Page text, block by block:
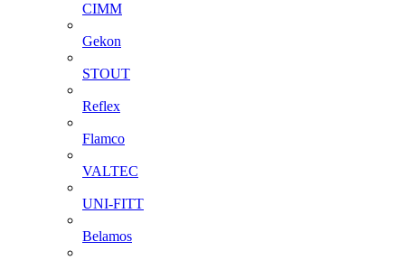
CIMM
Gekon
STOUT
Reflex
Flamco
VALTEC
UNI-FITT
Belamos